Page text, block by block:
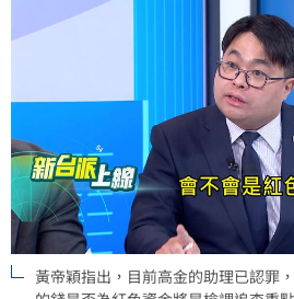
黃帝穎指出，目前高金的助理已認罪